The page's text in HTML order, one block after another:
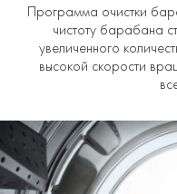
Программа очистки
чистоту барабана
увеличенного
высокой скорости